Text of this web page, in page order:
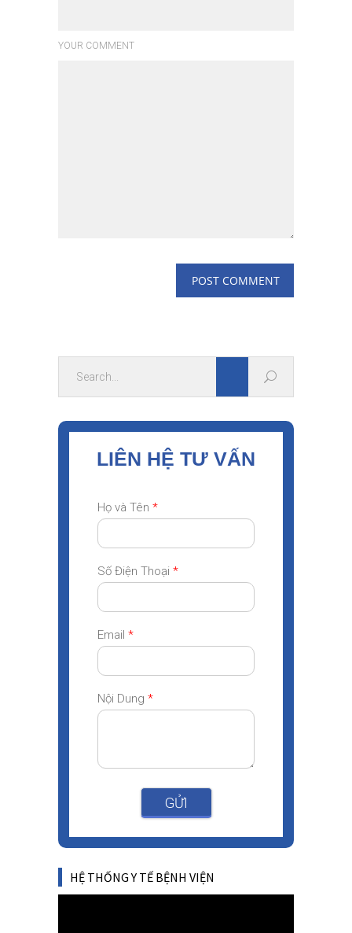
YOUR COMMENT
LIÊN HỆ TƯ VẤN
Họ và Tên *
Số Điện Thoại *
Email *
Nội Dung *
GỬI
HỆ THỐNG Y TẾ BỆNH VIỆN